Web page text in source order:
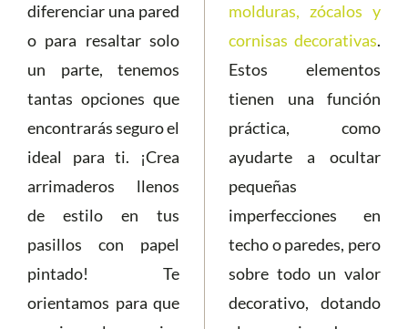
diferenciar una pared
o para resaltar solo
un parte, tenemos
tantas opciones que
encontrarás seguro el
ideal para ti. ¡Crea
arrimaderos llenos
de estilo en tus
pasillos con papel
pintado! Te
orientamos para que
molduras, zócalos y
cornisas decorativas.
Estos elementos
tienen una función
práctica, como
ayudarte a ocultar
pequeñas
imperfecciones en
techo o paredes, pero
sobre todo un valor
decorativo, dotando